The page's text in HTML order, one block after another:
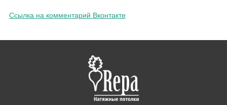
Ссылка на комментарий Вконтакте